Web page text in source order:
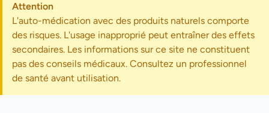
Attention
L'auto-médication avec des produits naturels comporte
des risques. L'usage inapproprié peut entraîner des effets
secondaires. Les informations sur ce site ne constituent
pas des conseils médicaux. Consultez un professionnel
de santé avant utilisation.